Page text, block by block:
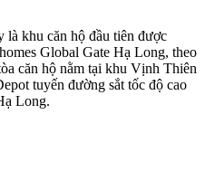
là khu căn hộ đầu tiên được
Global Gate Hạ Long, theo
căn hộ nằm tại khu Vịnh Thiên
tuyến đường sắt tốc độ cao
Long.